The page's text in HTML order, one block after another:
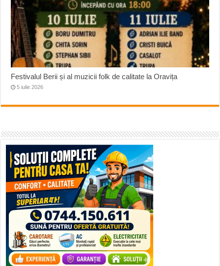
Festivalul Berii și al muzicii folk de calitate la Oravița
5 iulie 2026